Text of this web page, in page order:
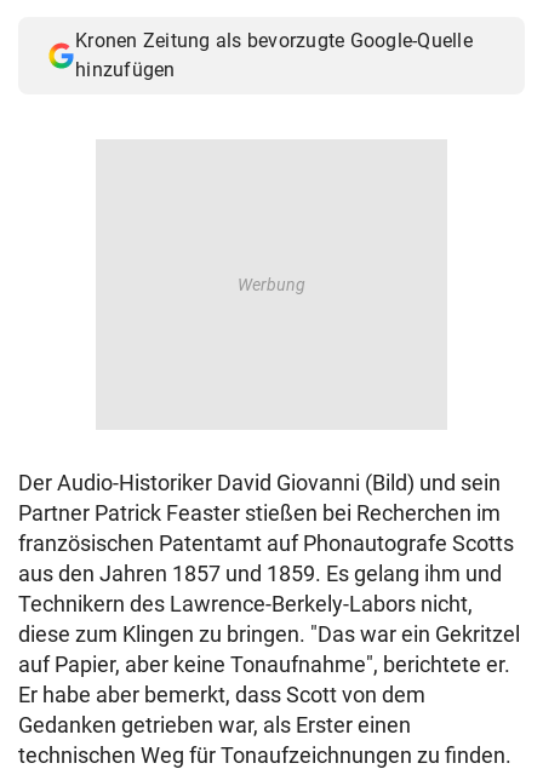
Kronen Zeitung als bevorzugte Google-Quelle
hinzufügen
Der Audio-Historiker David Giovanni (Bild) und sein
Partner Patrick Feaster stießen bei Recherchen im
französischen Patentamt auf Phonautografe Scotts
aus den Jahren 1857 und 1859. Es gelang ihm und
Technikern des Lawrence-Berkely-Labors nicht,
diese zum Klingen zu bringen. "Das war ein Gekritzel
auf Papier, aber keine Tonaufnahme", berichtete er.
Er habe aber bemerkt, dass Scott von dem
Gedanken getrieben war, als Erster einen
technischen Weg für Tonaufzeichnungen zu finden.